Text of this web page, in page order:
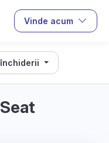
Vinde acum